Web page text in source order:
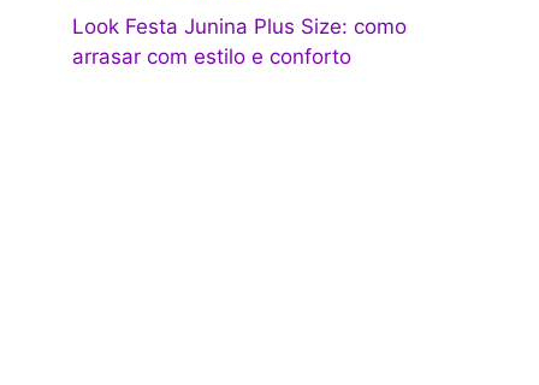
Look Festa Junina Plus Size: como
arrasar com estilo e conforto